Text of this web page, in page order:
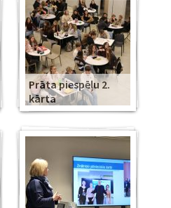
Prāta piespēļu 2.
kārta